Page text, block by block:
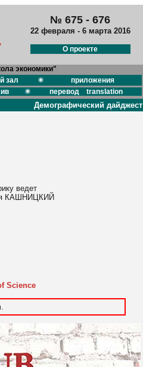
№ 675 - 676
22 февраля - 6 марта 2016
О проекте
экономики"
зал
приложения
перевод translation
Демографический дайджест
ведет
КАШНИЦКИЙ
Science